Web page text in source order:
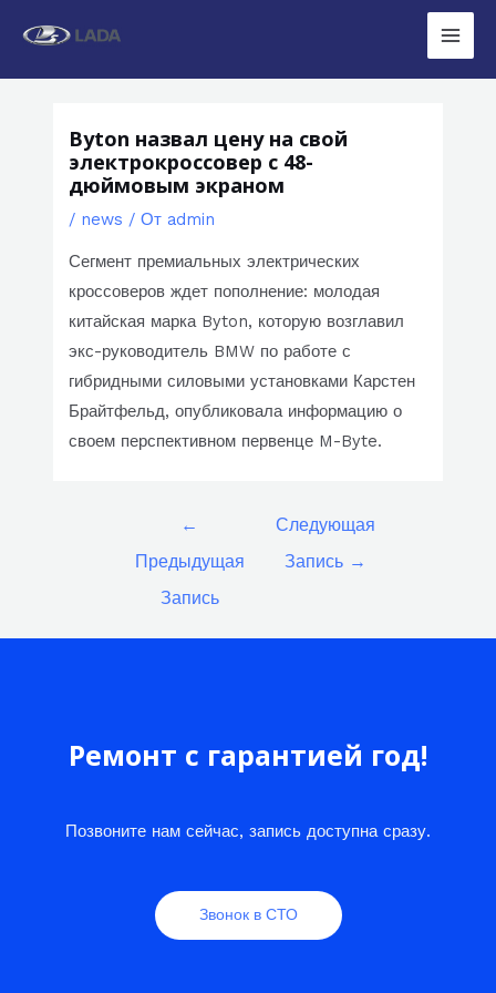
Main
Byton назвал цену на свой
электрокроссовер c 48-
дюймовым экраном
/ news / От admin
Сегмент премиальных электрических
кроссоверов ждет пополнение: молодая
китайская марка Byton, которую возглавил
экс-руководитель BMW по работе с
гибридными силовыми установками Карстен
Брайтфельд, опубликовала информацию о
своем перспективном первенце M-Byte.
←
Предыдущая
Запись
Следующая
Запись →
Ремонт с гарантией год!
Позвоните нам сейчас, запись доступна сразу.
Звонок в СТО